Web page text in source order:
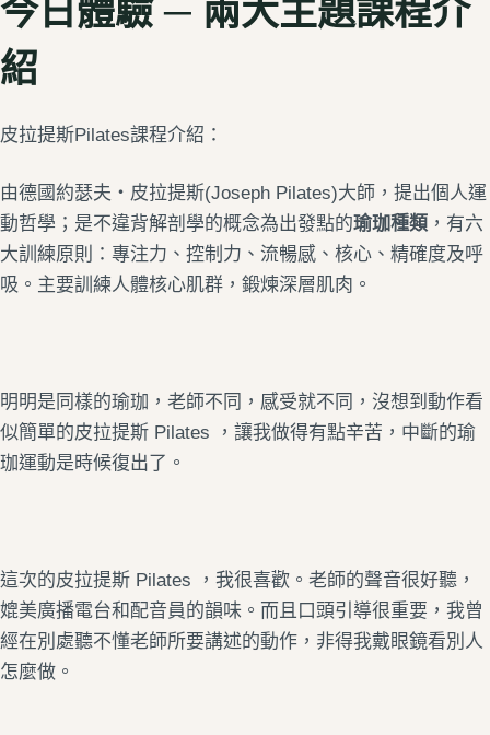
今日體驗─ 兩大主題課程介
紹
皮拉提斯Pilates課程介紹：
由德國約瑟夫‧皮拉提斯(Joseph Pilates)大師，提出個人運
動哲學；是不違背解剖學的概念為出發點的瑜珈種類 ，有六
大訓練原則：專注力、控制力、流暢感、核心、精確度及呼
吸。主要訓練人體核心肌群，鍛煉深層肌肉。
明明是同樣的瑜珈，老師不同，感受就不同，沒想到動作看
似簡單的皮拉提斯 Pilates ，讓我做得有點辛苦，中斷的瑜
珈運動是時候復出了。
這次的皮拉提斯 Pilates ，我很喜歡。老師的聲音很好聽，
媲美廣播電台和配音員的韻味。而且口頭引導很重要，我曾
經在別處聽不懂老師所要講述的動作，非得我戴眼鏡看別人
怎麼做。